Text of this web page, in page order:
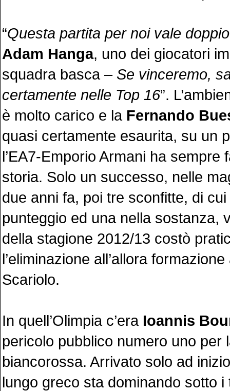
“Questa partita per noi vale doppio
Adam Hanga, uno dei giocatori
squadra basca – Se vinceremo,
certamente nelle Top 16”.
è molto carico e la Fernando
quasi certamente esaurita, su un
l’EA7-Emporio Armani ha sempre
storia. Solo un successo, nelle
due anni fa, poi tre sconfitte, di
punteggio ed una nella sostanza,
della stagione 2012/13 costò
l’eliminazione all’allora
Scariolo.
In quell’Olimpia c’era Ioannis
pericolo pubblico numero uno per
biancorossa. Arrivato solo ad
lungo greco sta dominando sotto i